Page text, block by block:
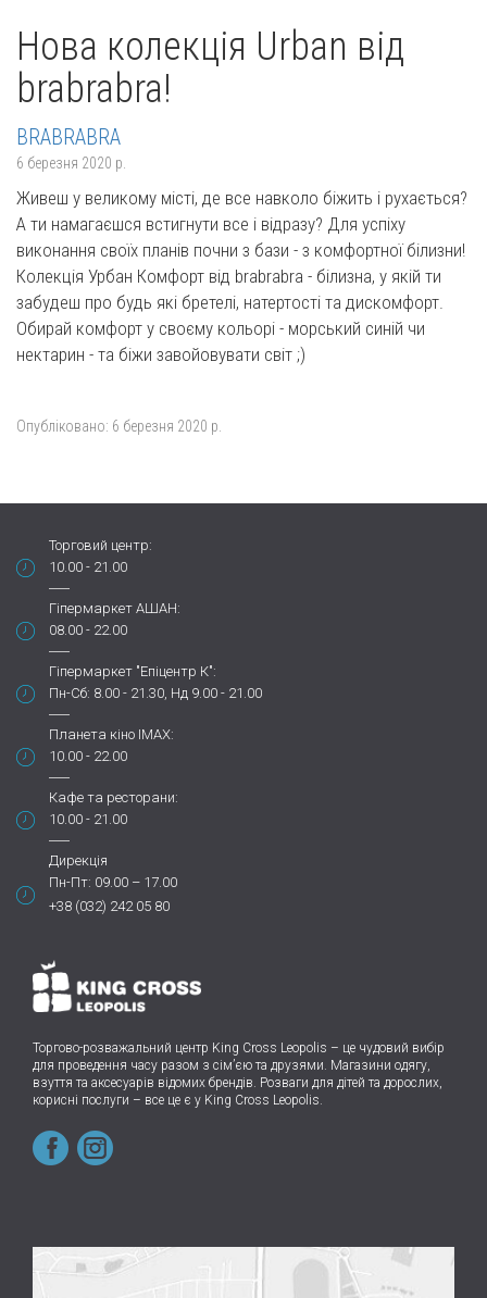
Нова колекція Urban від
brabrabra!
BRABRABRA
6 березня 2020 р.
Живеш у великому місті, де все навколо біжить і рухається?
А ти намагаєшся встигнути все і відразу? Для успіху
виконання своїх планів почни з бази - з комфортної білизни!
Колекція Урбан Комфорт від brabrabra - білизна, у якій ти
забудеш про будь які бретелі, натертості та дискомфорт.
Обирай комфорт у своєму кольорі - морський синій чи
нектарин - та біжи завойовувати світ ;)​
Опубліковано: 6 березня 2020 р.
Торговий центр:
10.00 - 21.00
Гіпермаркет АШАН:
08.00 - 22.00
Гіпермаркет "Епіцентр К":
Пн-Сб: 8.00 - 21.30, Нд 9.00 - 21.00
Планета кіно IMAX:
10.00 - 22.00
Кафе та ресторани:
10.00 - 21.00
Дирекція
Пн-Пт: 09.00 – 17.00
+38 (032) 242 05 80
Торгово-розважальний центр King Cross Leopolis – це чудовий вибір
для проведення часу разом з сім’єю та друзями. Магазини одягу,
взуття та аксесуарів відомих брендів. Розваги для дітей та дорослих,
корисні послуги – все це є у King Cross Leopolis.